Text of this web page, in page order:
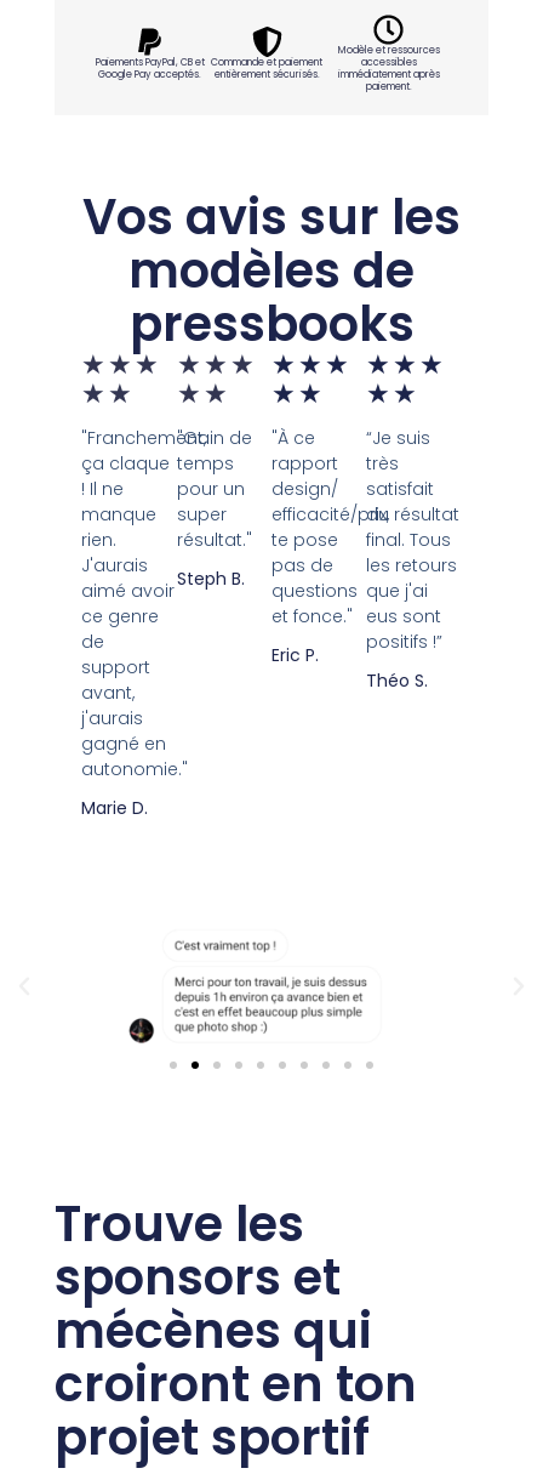
Paiements PayPal, CB et
Google Pay acceptés.
Commande et paiement
entièrement sécurisés.
Modèle et ressources
accessibles
immédiatement après
paiement.
Vos avis sur les
modèles de
pressbooks
★ ★ ★
★ ★
"Franchement,
ça claque
! Il ne
manque
rien.
J'aurais
aimé avoir
ce genre
de
support
avant,
j'aurais
gagné en
autonomie."
Marie D.
★ ★ ★
★ ★
"Gain de
temps
pour un
super
résultat."
Steph B.
★ ★ ★
★ ★
"À ce
rapport
design/
efficacité/prix,
te pose
pas de
questions
et fonce."
Eric P.
★ ★ ★
★ ★
“Je suis
très
satisfait
du résultat
final. Tous
les retours
que j'ai
eus sont
positifs !”
Théo S.
Trouve les
sponsors et
mécènes qui
croiront en ton
projet sportif